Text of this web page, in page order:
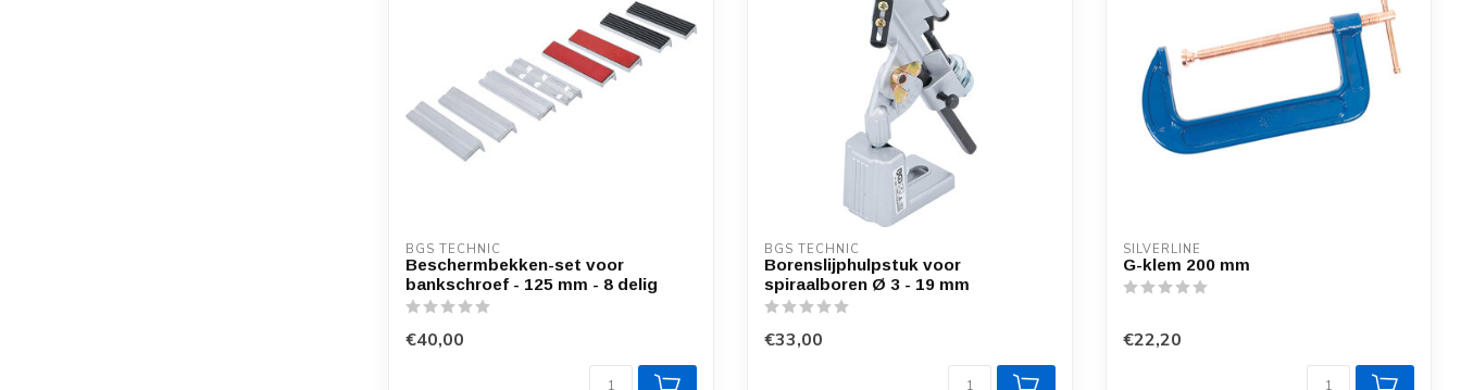
BGS TECHNIC
Beschermbekken-set voor
bankschroef - 125 mm - 8 delig
€40,00
BGS TECHNIC
Borenslijphulpstuk voor
spiraalboren Ø 3 - 19 mm
€33,00
SILVERLINE
G-klem 200 mm
€22,20